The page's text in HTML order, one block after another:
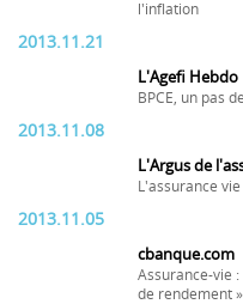
l'inflation
2013.11.21
L'Agefi Hebdo
BPCE, un pas
2013.11.08
L'Argus de
L'assurance
2013.11.05
cbanque.com
Assurance-vie
de rendement »